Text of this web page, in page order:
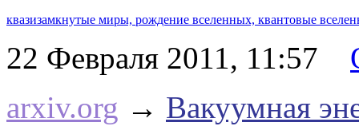
квазизамкнутые миры, рождение вселенных, квантовые
22 Февраля 2011, 11:57
arxiv.org → Вакуумная